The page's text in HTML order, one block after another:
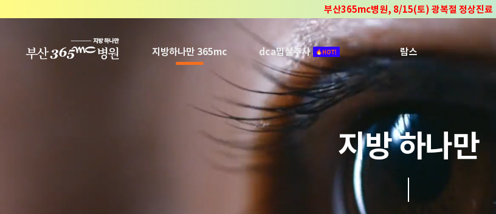
부산365mc병원, 8/15(토) 광복절 정상진료
부산365mc병원, 2년 연속 "Awards 2관왕" 수상
2025 "부산365mc 보건복지부 장관상" 수상!
지방하나만 365mc dca밉살주사 람스
지방 하나만